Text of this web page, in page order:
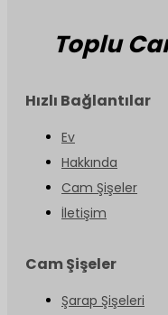
Toplu
Hızlı Bağlantılar
Ev
Hakkında
Cam Şişeler
İletişim
Cam Şişeler
Şarap Şişeleri